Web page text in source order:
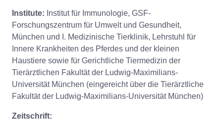
Institute: Institut für Immunologie, GSF-
Forschungszentrum für Umwelt und Gesundheit,
München und I. Medizinische Tierklinik, Lehrstuhl für
Innere Krankheiten des Pferdes und der kleinen
Haustiere sowie für Gerichtliche Tiermedizin der
Tierärztlichen Fakultät der Ludwig-Maximilians-
Universität München (eingereicht über die Tierärztliche
Fakultät der Ludwig-Maximilians-Universität München)
Zeitschrift: